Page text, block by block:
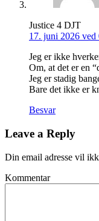
Justice 4 DJT
17. juni 2026 ved
Jeg er ikke
Om, at det er en
Jeg er stadig
Bare det ikke er
Besvar
Leave a Reply
Din email adresse vil
Kommentar